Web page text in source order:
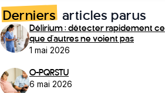
Derniers articles parus
Délirium : détecter rapidement ce
que d’autres ne voient pas
1 mai 2026
O-PQRSTU
6 mai 2026